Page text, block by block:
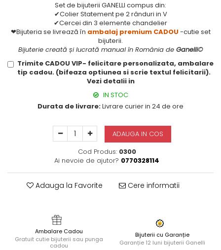
Set de bijuterii GANELLI compus din:
✔Colier Statement pe 2 rânduri in V
✔Cercei din 3 elemente chandelier
❤Bijuteria se livrează în ambalaj premium CADOU -cutie set
bijuterii.
Bijuterie creată și lucrată manual în România de Ganelli©
Trimite CADOU VIP- felicitare personalizata, ambalare
tip cadou. (bifeaza optiunea si scrie textul felicitarii).
Vezi detalii in
IN STOC
Durata de livrare:Livrare curier in 24 de ore
ADAUGA IN COS
Cod Produs: 0300
Ai nevoie de ajutor? 0770328114
Adauga la Favorite Cere informatii
Ambalare Cadou
Gratuit cutie bijuterii sau punga
cadou
Bijuterii cu Garanție
Garanție 12 luni bijuterii Ganelli